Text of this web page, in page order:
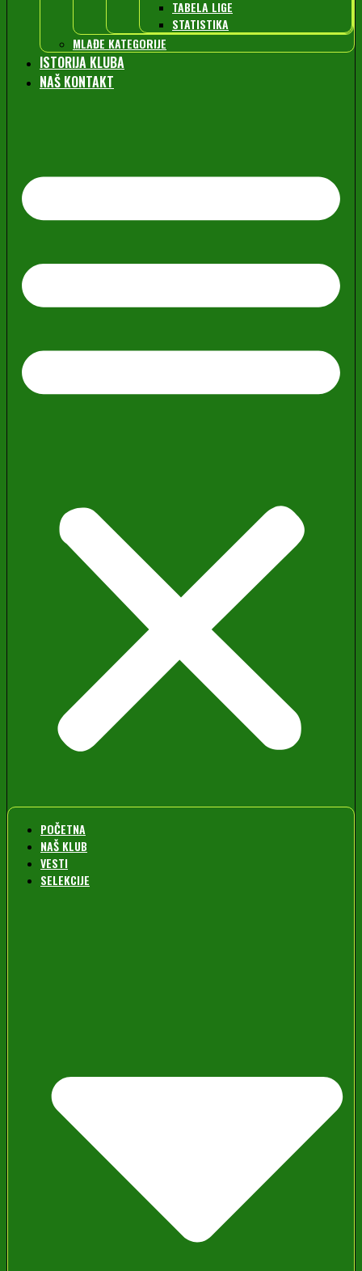
TABELA LIGE
STATISTIKA
MLAĐE KATEGORIJE
ISTORIJA KLUBA
NAŠ KONTAKT
POČETNA
NAŠ KLUB
VESTI
SELEKCIJE